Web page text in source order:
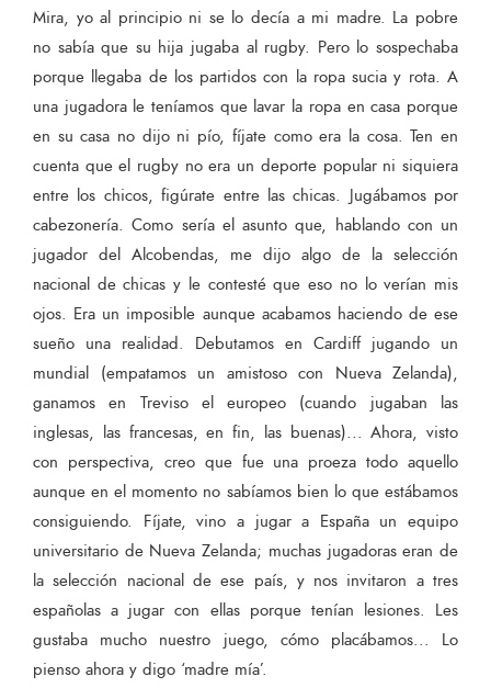
Mira, yo al principio ni se lo decía a mi madre. La pobre
no sabía que su hija jugaba al rugby. Pero lo sospechaba
porque llegaba de los partidos con la ropa sucia y rota. A
una jugadora le teníamos que lavar la ropa en casa porque
en su casa no dijo ni pío, fíjate como era la cosa. Ten en
cuenta que el rugby no era un deporte popular ni siquiera
entre los chicos, figúrate entre las chicas. Jugábamos por
cabezonería. Como sería el asunto que, hablando con un
jugador del Alcobendas, me dijo algo de la selección
nacional de chicas y le contesté que eso no lo verían mis
ojos. Era un imposible aunque acabamos haciendo de ese
sueño una realidad. Debutamos en Cardiff jugando un
mundial (empatamos un amistoso con Nueva Zelanda),
ganamos en Treviso el europeo (cuando jugaban las
inglesas, las francesas, en fin, las buenas)... Ahora, visto
con perspectiva, creo que fue una proeza todo aquello
aunque en el momento no sabíamos bien lo que estábamos
consiguiendo. Fíjate, vino a jugar a España un equipo
universitario de Nueva Zelanda; muchas jugadoras eran de
la selección nacional de ese país, y nos invitaron a tres
españolas a jugar con ellas porque tenían lesiones. Les
gustaba mucho nuestro juego, cómo placábamos... Lo
pienso ahora y digo ‘madre mía’.